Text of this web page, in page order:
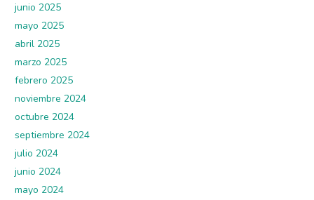
junio 2025
mayo 2025
abril 2025
marzo 2025
febrero 2025
noviembre 2024
octubre 2024
septiembre 2024
julio 2024
junio 2024
mayo 2024